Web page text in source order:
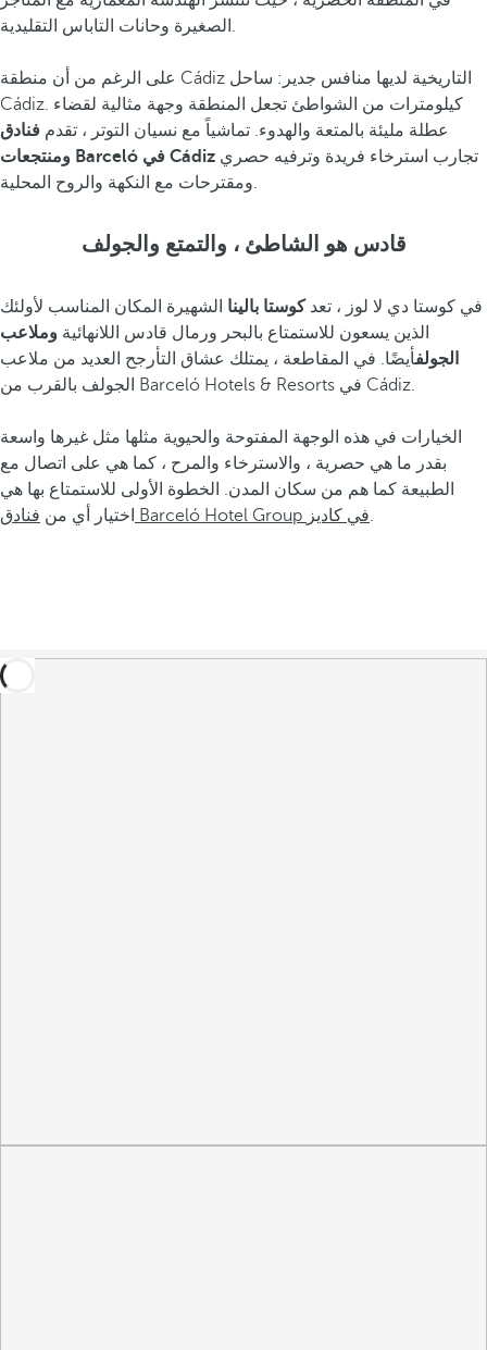
الصغيرة وحانات التاباس التقليدية.
على الرغم من أن منطقة Cádiz التاريخية لديها منافس جدير: ساحل
Cádiz. كيلومترات من الشواطئ تجعل المنطقة وجهة مثالية لقضاء
عطلة مليئة بالمتعة والهدوء. تماشياً مع نسيان التوتر ، تقدم فنادق
ومنتجعات Barceló في Cádiz
ومقترحات مع النكهة والروح المحلية.
قادس هو الشاطئ ، والتمتع والجولف
في كوستا دي لا لوز ، تعدكوستا بالينا الشهيرة المكان المناسب لأولئك
الذين يسعون للاستمتاع بالبحر ورمال قادس اللانهائية وملاعب
الجولفأيضًا. في المقاطعة ، يمتلك عشاق التأرجح العديد من ملاعب
الجولف بالقرب من Barceló Hotels & Resorts في Cádiz.
الخيارات في هذه الوجهة المفتوحة والحيوية مثلها مثل غيرها واسعة
بقدر ما هي حصرية ، والاسترخاء والمرح ، كما هي على اتصال مع
الطبيعة كما هم من سكان المدن. الخطوة الأولى للاستمتاع بها هي
اختيار أي من
فنادق Barceló Hotel Group في كاديز.